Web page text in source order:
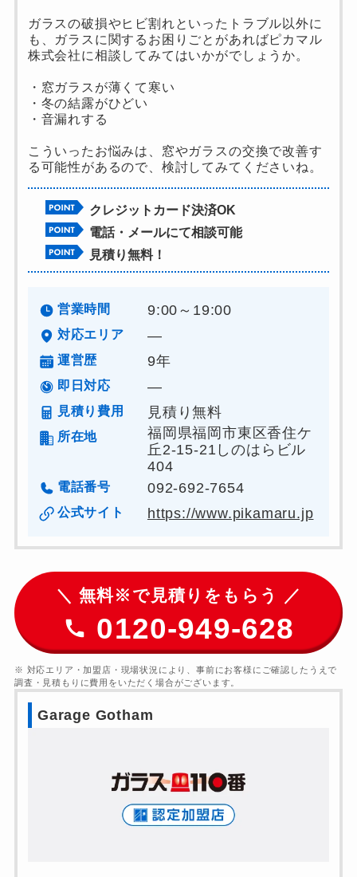
ガラスの破損やヒビ割れといったトラブル以外に
も、ガラスに関するお困りごとがあればピカマル
株式会社に相談してみてはいかがでしょうか。
・窓ガラスが薄くて寒い
・冬の結露がひどい
・音漏れする
こういったお悩みは、窓やガラスの交換で改善す
る可能性があるので、検討してみてくださいね。
クレジットカード決済OK
電話・メールにて相談可能
見積り無料！
営業時間 9:00～19:00
対応エリア ―
運営歴 9年
即日対応 ―
見積り費用 見積り無料
所在地
福岡県福岡市東区香住ケ
丘2-15-21しのはらビル
404
電話番号 092-692-7654
公式サイト https://www.pikamaru.jp
＼ 無料※で見積りをもらう ／
0120-949-628
※ 対応エリア・加盟店・現場状況により、事前にお客様にご確認したうえで
調査・見積もりに費用をいただく場合がございます。
Garage Gotham